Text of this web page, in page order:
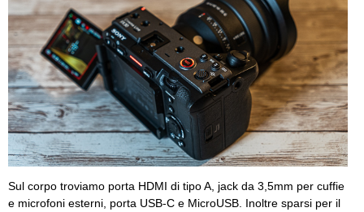
Sul corpo troviamo porta HDMI di tipo A, jack da 3,5mm per cuffie
e microfoni esterni, porta USB-C e MicroUSB. Inoltre sparsi per il